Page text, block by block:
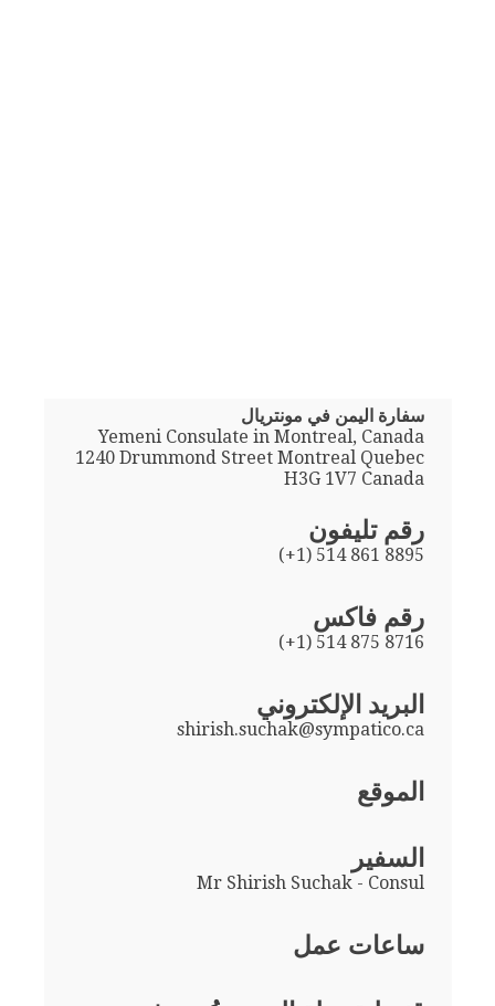
سفارة اليمن في مونتريال
Yemeni Consulate in Montreal, Canada
1240 Drummond Street Montreal Quebec
H3G 1V7 Canada
رقم تليفون
(+1) 514 861 8895
رقم فاكس
(+1) 514 875 8716
البريد الإلكتروني
shirish.suchak@sympatico.ca
الموقع
السفير
Mr Shirish Suchak - Consul
ساعات عمل